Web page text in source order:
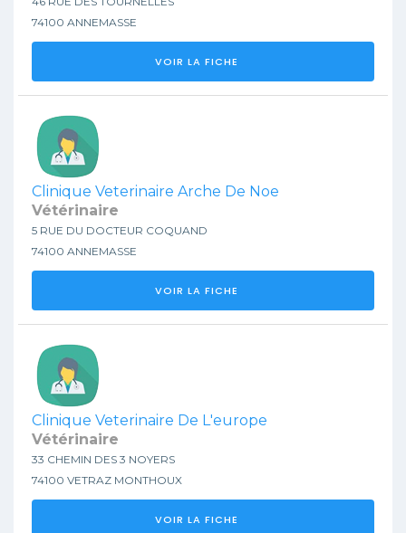
74100 ANNEMASSE
VOIR LA FICHE
Clinique Veterinaire Arche De Noe
Vétérinaire
5 RUE DU DOCTEUR COQUAND
74100 ANNEMASSE
VOIR LA FICHE
Clinique Veterinaire De L'europe
Vétérinaire
33 CHEMIN DES 3 NOYERS
74100 VETRAZ MONTHOUX
VOIR LA FICHE